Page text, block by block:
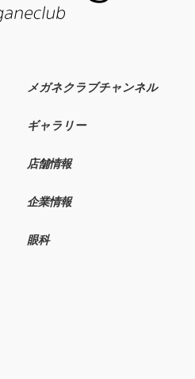
メガネクラブチャンネル
ギャラリー
店舗情報
企業情報
眼科